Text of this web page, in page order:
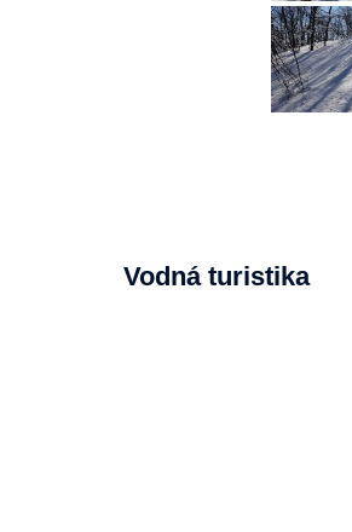
Vodná turistika